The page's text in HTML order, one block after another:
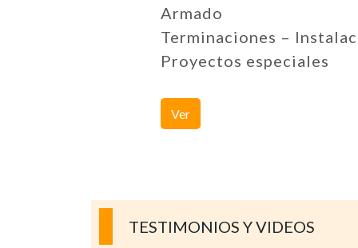
Armado
Terminaciones –
Proyectos especiales
Ver
TESTIMONIOS Y VIDEOS